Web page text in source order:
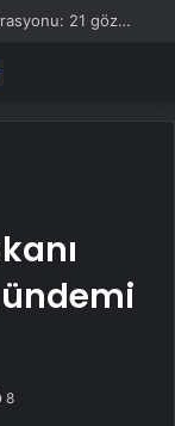
İstanbul’da kilometre düşürücü çete operasyonu: 21 gözaltı
8